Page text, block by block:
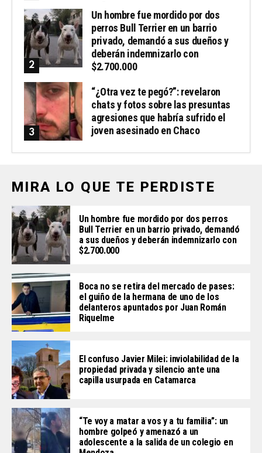
Un hombre fue mordido por dos
perros Bull Terrier en un barrio
privado, demandó a sus dueños y
deberán indemnizarlo con
$2.700.000
“¿Otra vez te pegó?”: revelaron
chats y fotos sobre las presuntas
agresiones que habría sufrido el
joven asesinado en Chaco
MIRA LO QUE TE PERDISTE
Un hombre fue mordido por dos perros
Bull Terrier en un barrio privado, demandó
a sus dueños y deberán indemnizarlo con
$2.700.000
Boca no se retira del mercado de pases:
el guiño de la hermana de uno de los
delanteros apuntados por Juan Román
Riquelme
El confuso Javier Milei: inviolabilidad de la
propiedad privada y silencio ante una
capilla usurpada en Catamarca
“Te voy a matar a vos y a tu familia”: un
hombre golpeó y amenazó a un
adolescente a la salida de un colegio en